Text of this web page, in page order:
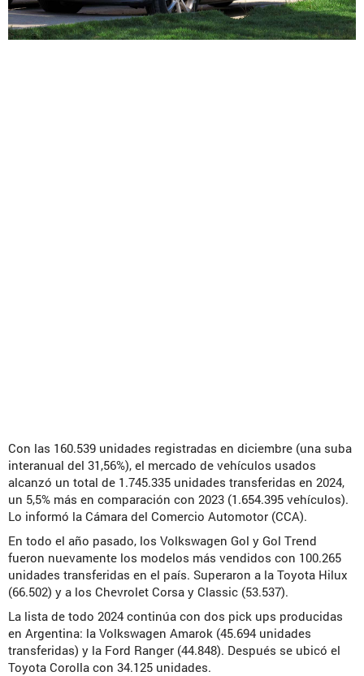
Con las 160.539 unidades registradas en diciembre (una suba
interanual del 31,56%), el mercado de vehículos usados
alcanzó un total de 1.745.335 unidades transferidas en 2024,
un 5,5% más en comparación con 2023 (1.654.395 vehículos).
Lo informó la Cámara del Comercio Automotor (CCA).
En todo el año pasado, los Volkswagen Gol y Gol Trend
fueron nuevamente los modelos más vendidos con 100.265
unidades transferidas en el país. Superaron a la Toyota Hilux
(66.502) y a los Chevrolet Corsa y Classic (53.537).
La lista de todo 2024 continúa con dos pick ups producidas
en Argentina: la Volkswagen Amarok (45.694 unidades
transferidas) y la Ford Ranger (44.848). Después se ubicó el
Toyota Corolla con 34.125 unidades.